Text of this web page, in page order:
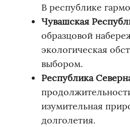
В республике
Чувашская
образцовой
экологическая
выбором.
Республика
изумительная
долголетия.